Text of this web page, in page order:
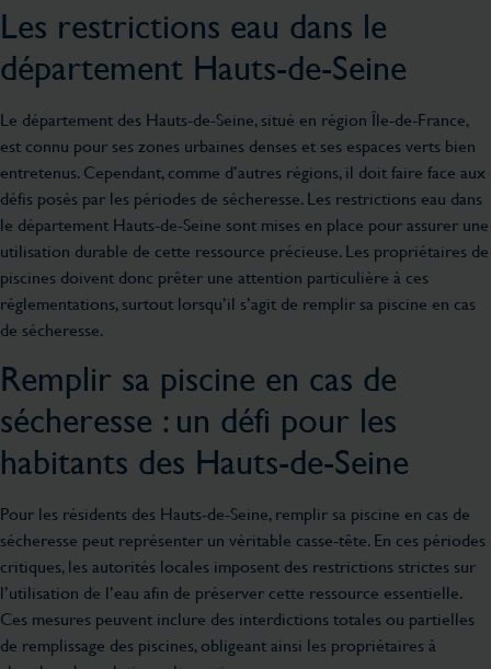
Les restrictions eau dans le
département Hauts-de-Seine
Le département des Hauts-de-Seine, situé en région Île-de-France,
est connu pour ses zones urbaines denses et ses espaces verts bien
entretenus. Cependant, comme d’autres régions, il doit faire face aux
défis posés par les périodes de sécheresse. Les restrictions eau dans
le département Hauts-de-Seine sont mises en place pour assurer une
utilisation durable de cette ressource précieuse. Les propriétaires de
piscines doivent donc prêter une attention particulière à ces
réglementations, surtout lorsqu’il s’agit de remplir sa piscine en cas
de sécheresse.
Remplir sa piscine en cas de
sécheresse : un défi pour les
habitants des Hauts-de-Seine
Pour les résidents des Hauts-de-Seine, remplir sa piscine en cas de
sécheresse peut représenter un véritable casse-tête. En ces périodes
critiques, les autorités locales imposent des restrictions strictes sur
l’utilisation de l’eau afin de préserver cette ressource essentielle.
Ces mesures peuvent inclure des interdictions totales ou partielles
de remplissage des piscines, obligeant ainsi les propriétaires à